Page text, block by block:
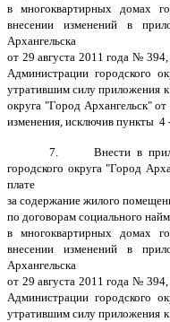
в многоквартирных домах
внесении изменений в
Архангельска
от 29 августа 2011 года №
Администрации городского
утратившим силу приложения
округа "Город Архангельск"
изменения, исключив пункты
7. Внести в
городского округа "Город
плате
за содержание жилого
по договорам социального
в многоквартирных домах
внесении изменений в
Архангельска
от 29 августа 2011 года №
Администрации городского
утратившим силу приложения